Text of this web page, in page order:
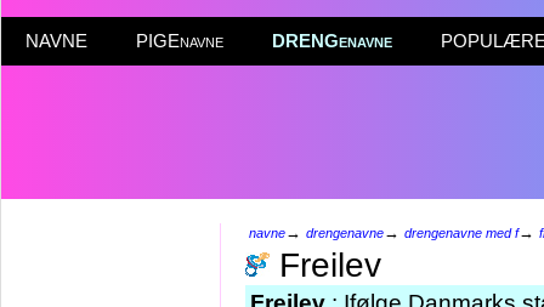
NAVNE PIGEnavne DRENGenavne POPULÆRE
navne→ drengenavne→ drengenavne med f→
Freilev